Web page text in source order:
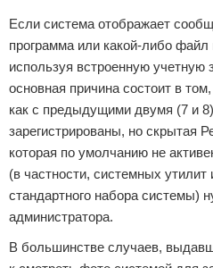
Если система отображает
программа или какой-либо файл
используя встроенную учетную
основная причина состоит в
как с предыдущими двумя (7 и
зарегистрированы, но скрытая
которая по умолчанию не
(в частности, системных утилит
стандартного набора системы)
администратора.
В большинстве случаев,